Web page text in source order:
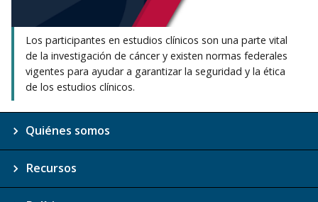
Los participantes en estudios clínicos son una parte vital
de la investigación de cáncer y existen normas federales
vigentes para ayudar a garantizar la seguridad y la ética
de los estudios clínicos.
Quiénes somos
Recursos